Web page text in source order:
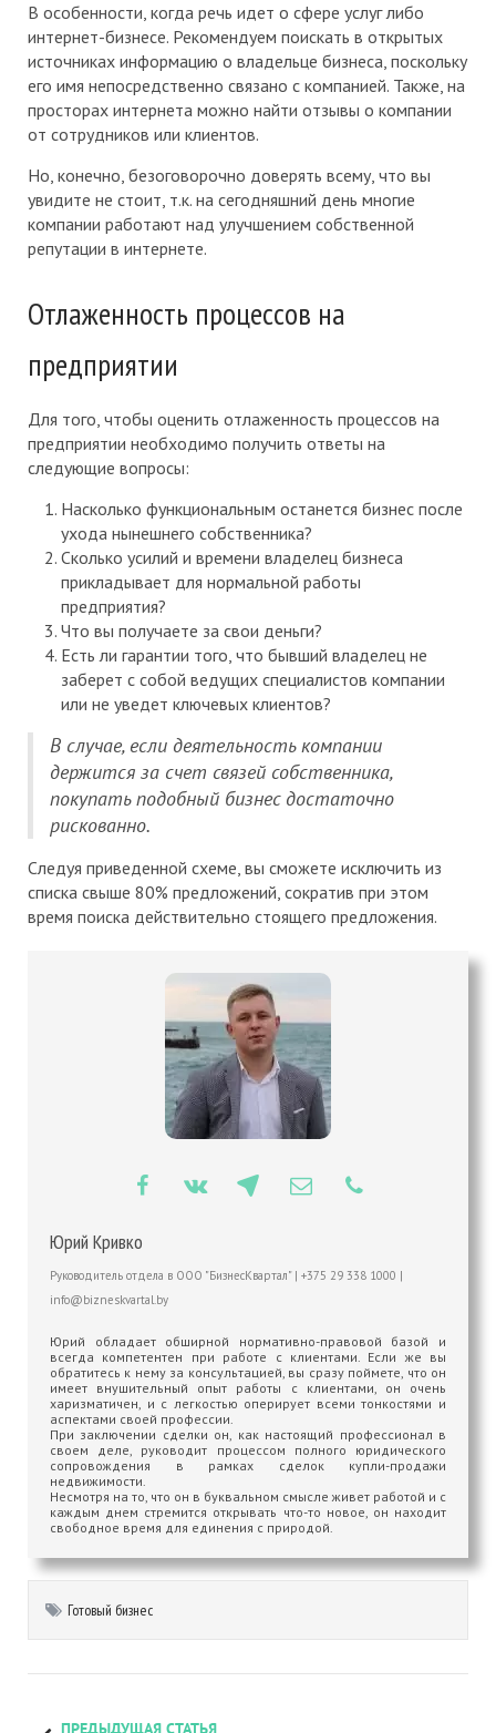
В особенности, когда речь идет о сфере услуг либо
интернет-бизнесе. Рекомендуем поискать в открытых
источниках информацию о владельце бизнеса, поскольку
его имя непосредственно связано с компанией. Также, на
просторах интернета можно найти отзывы о компании
от сотрудников или клиентов.
Но, конечно, безоговорочно доверять всему, что вы
увидите не стоит, т.к. на сегодняшний день многие
компании работают над улучшением собственной
репутации в интернете.
Отлаженность процессов на
предприятии
Для того, чтобы оценить отлаженность процессов на
предприятии необходимо получить ответы на
следующие вопросы:
Насколько функциональным останется бизнес после
ухода нынешнего собственника?
Сколько усилий и времени владелец бизнеса
прикладывает для нормальной работы
предприятия?
Что вы получаете за свои деньги?
Есть ли гарантии того, что бывший владелец не
заберет с собой ведущих специалистов компании
или не уведет ключевых клиентов?
В случае, если деятельность компании
держится за счет связей собственника,
покупать подобный бизнес достаточно
рискованно.
Следуя приведенной схеме, вы сможете исключить из
списка свыше 80% предложений, сократив при этом
время поиска действительно стоящего предложения.
Юрий Кривко
Руководитель отдела в ООО "БизнесКвартал" | +375 29 338 1000 |
info@bizneskvartal.by
Юрий обладает обширной нормативно-правовой базой и
всегда компетентен при работе с клиентами. Если же вы
обратитесь к нему за консультацией, вы сразу поймете, что он
имеет внушительный опыт работы с клиентами, он очень
харизматичен, и с легкостью оперирует всеми тонкостями и
аспектами своей профессии.
При заключении сделки он, как настоящий профессионал в
своем деле, руководит процессом полного юридического
сопровождения в рамках сделок купли-продажи
недвижимости.
Несмотря на то, что он в буквальном смысле живет работой и с
каждым днем стремится открывать что-то новое, он находит
свободное время для единения с природой.
Готовый бизнес
ПРЕДЫДУЩАЯ СТАТЬЯ